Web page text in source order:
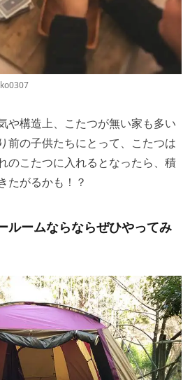
や構造上、こたつが無い家も多い
前の子供たちにとって、こたつは
のこたつに入れるとなったら、積
たがるかも！？
ルームならならぜひやってみ